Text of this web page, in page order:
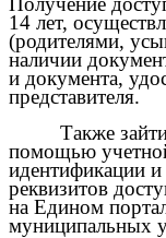
14 лет,
(родителями,
наличии
и документа,
представителя.
Также
помощью
идентификации
реквизитов
на Едином
муниципальных